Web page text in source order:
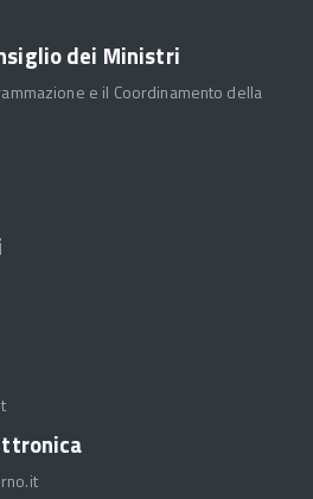
dei Ministri
e il Coordinamento della